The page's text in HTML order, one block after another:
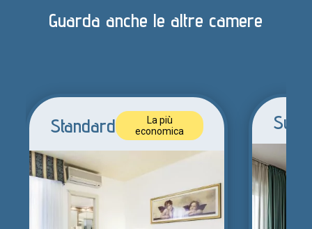
Guarda anche le altre camere
Standard
La più
economica